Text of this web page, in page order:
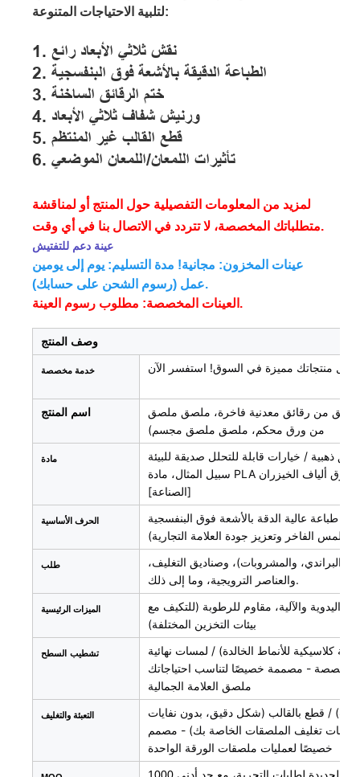
لتلبية الاحتياجات المتنوعة:
1. نقش ثلاثي الأبعاد رائع
2. الطباعة الدقيقة بالأشعة فوق البنفسجية
3. ختم الرقائق الساخنة
4. ورنيش شفاف ثلاثي الأبعاد
5. قطع القالب غير المنتظم
6. تأثيرات اللمعان/اللمعان الموضعي
لمزيد من المعلومات التفصيلية حول المنتج أو لمناقشة
متطلباتك المخصصة، لا تتردد في الاتصال بنا في أي وقت.
عينة دعم للتفتيش
عينات المخزون: مجانية! مدة التسليم: يوم إلى يومين
عمل (رسوم الشحن على حسابك).
العينات المخصصة: مطلوب رسوم العينة.
وصف المنتج
خدمة مخصصة
اسم المنتج
من رقائق معدنية فاخرة، ملصق ملصق
من ورق محكم، ملصق ملصق مجسم)
مادة
ذهبية / خيارات قابلة للتحلل صديقة للبيئة (على
سبيل المثال، مادة PLA الحيوية، ورق ألياف الخيزران) - جميعها متوافقة مع معايير سلامة التغليف
[الصناعة]
الحرف الأساسية
+ طباعة عالية الدقة بالأشعة فوق البنفسجية
للملمس الفاخر وتعزيز جودة العلامة التجارية)
طلب
البراندي، والمشروبات)، وصناديق التغليف،
والعناصر الترويجية، وما إلى ذلك.
الميزات الرئيسية
اليدوية والآلية، مقاوم للرطوبة (للتكيف مع
بيئات التخزين المختلفة)
تشطيب السطح
كلاسيكية للأنماط الخالدة) / لمسات نهائية
مخصصة - مصممة خصيصًا لتناسب احتياجاتك
ملصق العلامة الجمالية
التعبئة والتغليف
/ قطع بالقالب (شكل دقيق، بدون نفايات
تغليف الملصقات الخاصة بك) - مصمم
خصيصًا لعمليات ملصقات الورقة الواحدة
1000 قطعة (دعم العلامات التجارية البوتيكية أو الشركات المصنعة الجديدة لطلبات التجربة، مع حد أدنى